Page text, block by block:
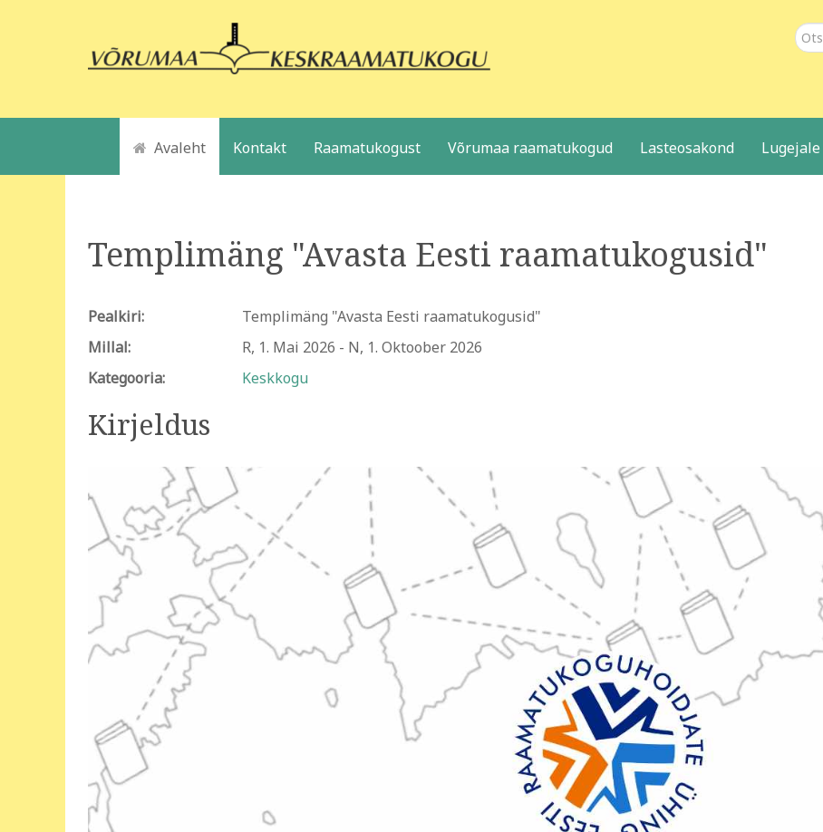
Otsi
Avaleht Kontakt Raamatukogust Võrumaa raamatukogud Lasteosakond Lugejale
Templimäng "Avasta Eesti raamatukogusid"
Pealkiri:
Templimäng "Avasta Eesti raamatukogusid"
Millal:
R, 1. Mai 2026 - N, 1. Oktoober 2026
Kategooria:
Keskkogu
Kirjeldus